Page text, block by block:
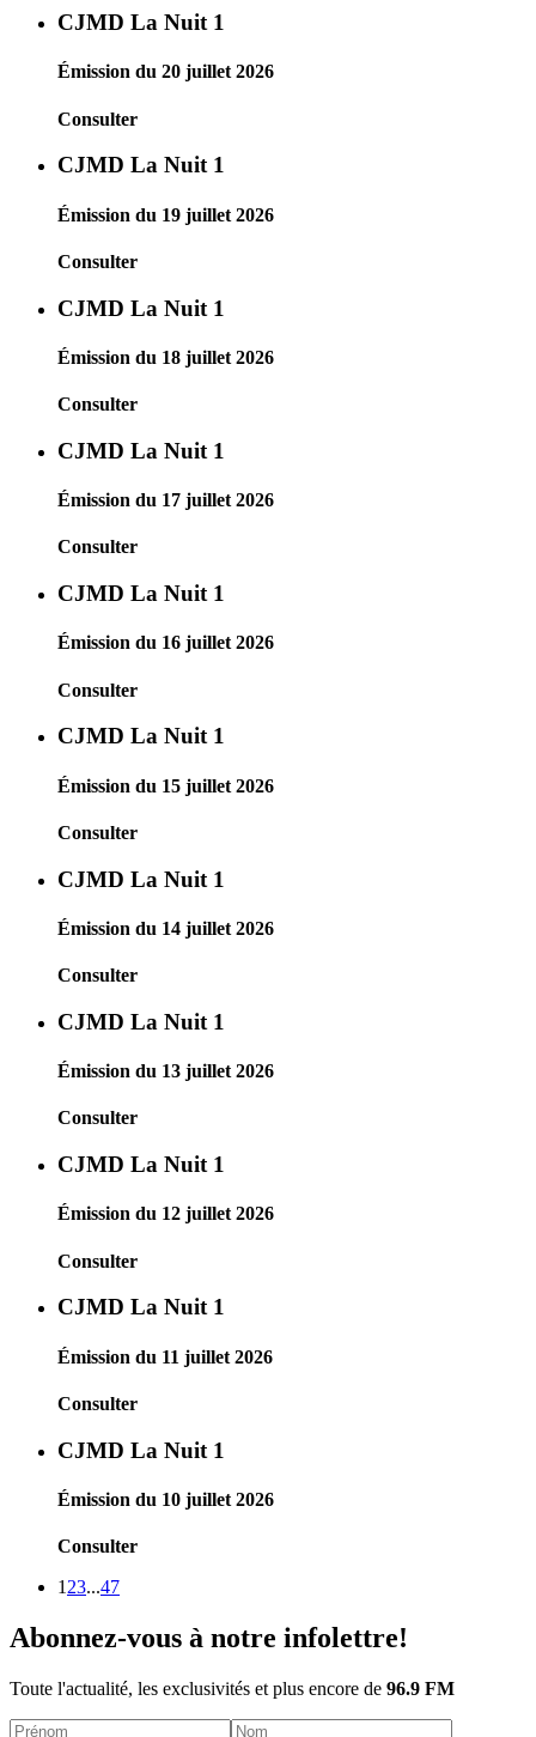
CJMD La Nuit 1
Émission du 20 juillet 2026
Consulter
CJMD La Nuit 1
Émission du 19 juillet 2026
Consulter
CJMD La Nuit 1
Émission du 18 juillet 2026
Consulter
CJMD La Nuit 1
Émission du 17 juillet 2026
Consulter
CJMD La Nuit 1
Émission du 16 juillet 2026
Consulter
CJMD La Nuit 1
Émission du 15 juillet 2026
Consulter
CJMD La Nuit 1
Émission du 14 juillet 2026
Consulter
CJMD La Nuit 1
Émission du 13 juillet 2026
Consulter
CJMD La Nuit 1
Émission du 12 juillet 2026
Consulter
CJMD La Nuit 1
Émission du 11 juillet 2026
Consulter
CJMD La Nuit 1
Émission du 10 juillet 2026
Consulter
1 23...47
Abonnez-vous à notre infolettre!
Toute l'actualité, les exclusivités et plus encore de 96.9 FM